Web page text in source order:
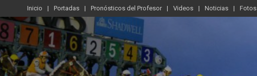
Inicio Portadas Pronósticos del Profesor Videos Noticias Fotos